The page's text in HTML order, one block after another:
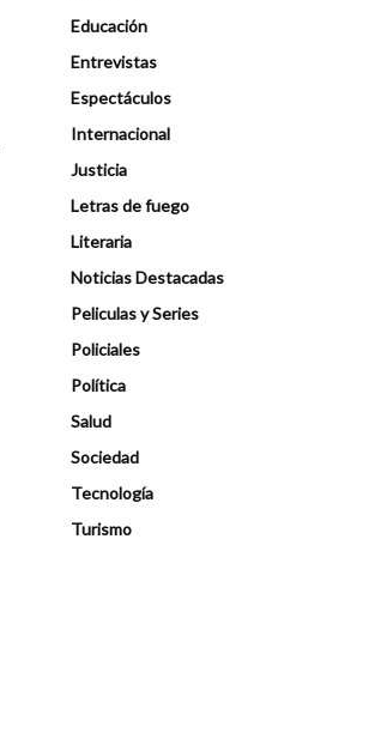
Educación
Entrevistas
Espectáculos
Internacional
Justicia
Letras de fuego
Literaria
Noticias Destacadas
Peliculas y Series
Policiales
Política
Salud
Sociedad
Tecnología
Turismo